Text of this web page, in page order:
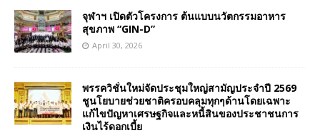
จุฬาฯ เปิดตัวโครงการ ต้นแบบนวัตกรรมอาหาร
สุขภาพ “GIN-D”
April 30, 2026
พรรควิชั่นใหม่จัดประชุมใหญ่สามัญประจำปี 2569
ชูนโยบายช่วยชาติครอบคลุมทุกๆด้านโดยเฉพาะ
แก้ไขปัญหาเศรษฐกิจและหนี้สินของประชาชนการ
เงินไร้ดอกเบี้ย